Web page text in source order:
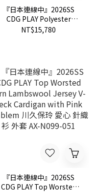
『日本連線中』2026SS
CDG PLAY Polyester
Quilted Jacket with Black
NT$15,780
『日本連線中』2026SS
CDG PLAY Top Worsted